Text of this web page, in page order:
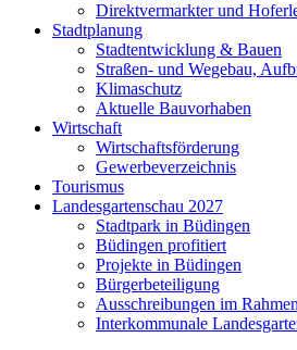
Direktvermarkter und
Stadtplanung
Stadtentwicklung & Bauen
Straßen- und Wegebau,
Klimaschutz
Aktuelle Bauvorhaben
Wirtschaft
Wirtschaftsförderung
Gewerbeverzeichnis
Tourismus
Landesgartenschau 2027
Stadtpark in Büdingen
Büdingen profitiert
Projekte in Büdingen
Bürgerbeteiligung
Ausschreibungen im
Interkommunale